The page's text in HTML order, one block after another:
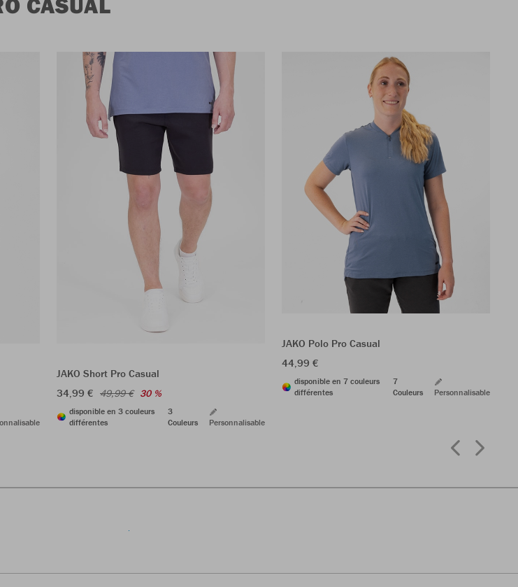
JAKO Short Pro Casual
34,99 € 49,99 € 30 %
disponible en 3 couleurs
différentes
3
Couleurs
Personnalisable
JAKO Polo Pro Casual
44,99 €
disponible en 7 couleurs
différentes
7
Couleurs
Personnalisable